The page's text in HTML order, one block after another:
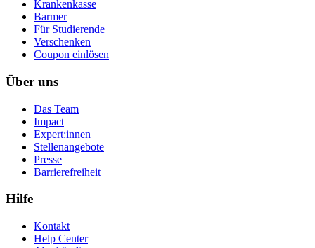
Krankenkasse
Barmer
Für Studierende
Ver­schen­ken
Coupon einlösen
Über uns
Das Team
Impact
Expert:innen
Stellenangebote
Presse
Barrierefreiheit
Hilfe
Kontakt
Help Center